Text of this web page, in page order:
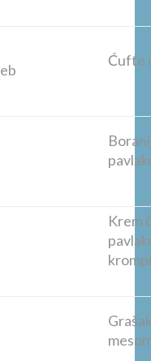
Ćufte
Krem